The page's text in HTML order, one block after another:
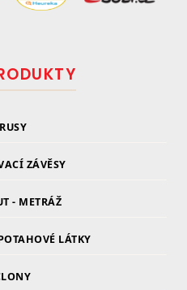
ZÁVĚSY
- METRÁŽ
LÁTKY